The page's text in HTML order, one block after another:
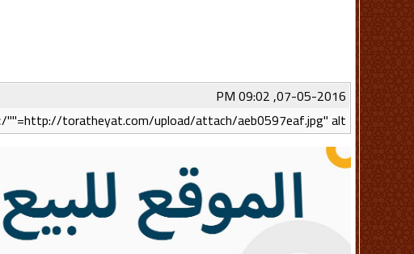
07-05-2016, 09:02 PM
http://toratheyat.com/upload/attach/aeb0597eaf.jpg" alt=""/>